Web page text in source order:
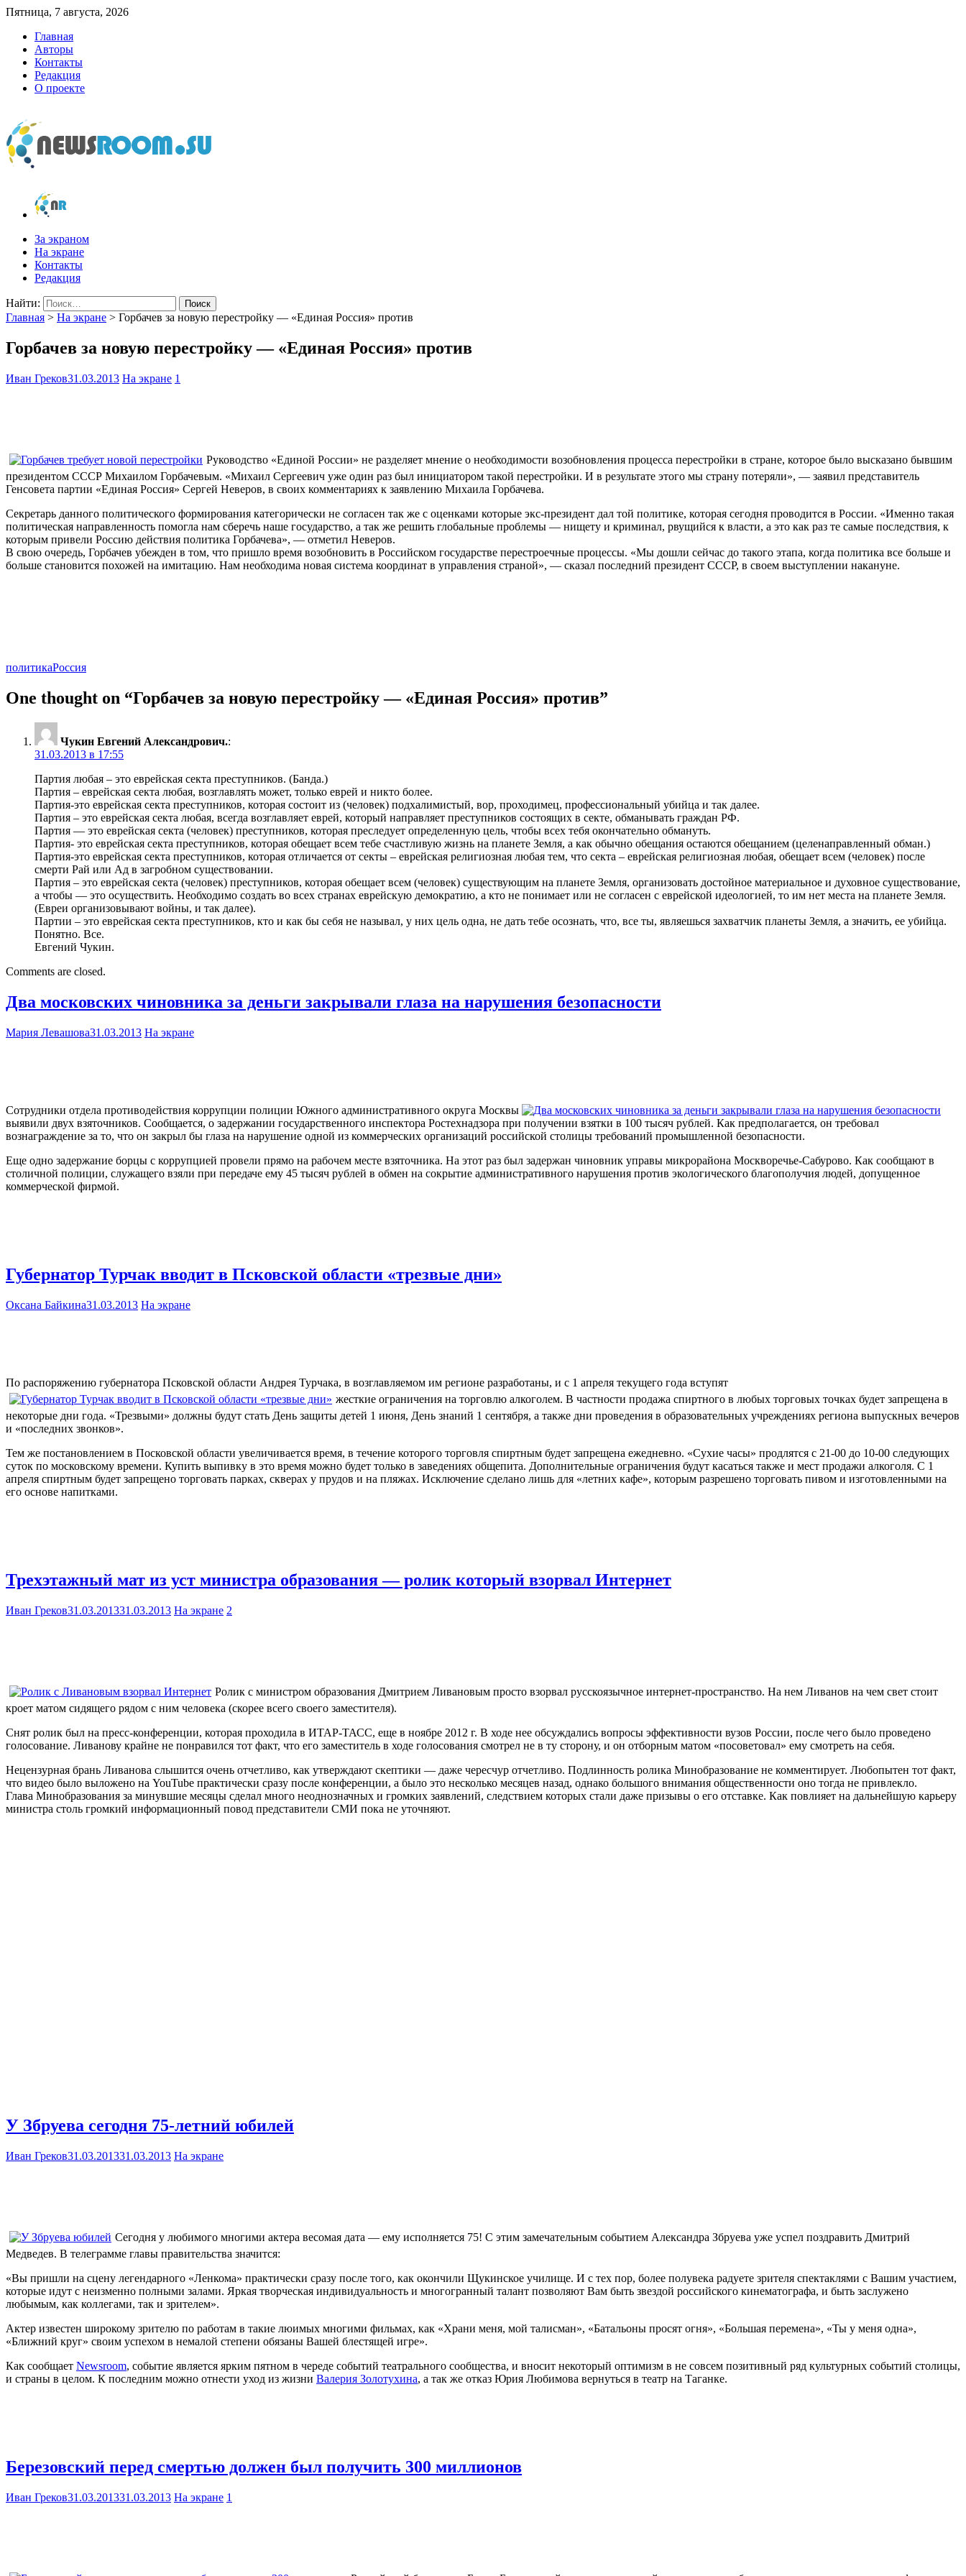
Пятница, 7 августа, 2026
Главная
Авторы
Контакты
Редакция
О проекте
newsroom.su
Новости о новостях
За экраном
На экране
Контакты
Редакция
Найти:
Главная > На экране > Горбачев за новую перестройку — «Единая Россия» против
Горбачев за новую перестройку — «Единая Россия» против
Иван Греков31.03.2013 На экране 1
Руководство «Единой России» не разделяет мнение о необходимости возобновления процесса перестройки в стране, которое было высказано бывшим
президентом СССР Михаилом Горбачевым. «Михаил Сергеевич уже один раз был инициатором такой перестройки. И в результате этого мы страну потеряли», — заявил представитель
Генсовета партии «Единая Россия» Сергей Неверов, в своих комментариях к заявлению Михаила Горбачева.
Секретарь данного политического формирования категорически не согласен так же с оценками которые экс-президент дал той политике, которая сегодня проводится в России. «Именно такая
политическая направленность помогла нам сберечь наше государство, а так же решить глобальные проблемы — нищету и криминал, рвущийся к власти, а это как раз те самые последствия, к
которым привели Россию действия политика Горбачева», — отметил Неверов.
В свою очередь, Горбачев убежден в том, что пришло время возобновить в Российском государстве перестроечные процессы. «Мы дошли сейчас до такого этапа, когда политика все больше и
больше становится похожей на имитацию. Нам необходима новая система координат в управления страной», — сказал последний президент СССР, в своем выступлении накануне.
политикаРоссия
One thought on “Горбачев за новую перестройку — «Единая Россия» против”
Чукин Евгений Александрович.:
31.03.2013 в 17:55
Партия любая – это еврейская секта преступников. (Банда.)
Партия – еврейская секта любая, возглавлять может, только еврей и никто более.
Партия-это еврейская секта преступников, которая состоит из (человек) подхалимистый, вор, проходимец, профессиональный убийца и так далее.
Партия – это еврейская секта любая, всегда возглавляет еврей, который направляет преступников состоящих в секте, обманывать граждан РФ.
Партия — это еврейская секта (человек) преступников, которая преследует определенную цель, чтобы всех тебя окончательно обмануть.
Партия- это еврейская секта преступников, которая обещает всем тебе счастливую жизнь на планете Земля, а как обычно обещания остаются обещанием (целенаправленный обман.)
Партия-это еврейская секта преступников, которая отличается от секты – еврейская религиозная любая тем, что секта – еврейская религиозная любая, обещает всем (человек) после
смерти Рай или Ад в загробном существовании.
Партия – это еврейская секта (человек) преступников, которая обещает всем (человек) существующим на планете Земля, организовать достойное материальное и духовное существование,
а чтобы — это осуществить. Необходимо создать во всех странах еврейскую демократию, а кто не понимает или не согласен с еврейской идеологией, то им нет места на планете Земля.
(Евреи организовывают войны, и так далее).
Партии – это еврейская секта преступников, кто и как бы себя не называл, у них цель одна, не дать тебе осознать, что, все ты, являешься захватчик планеты Земля, а значить, ее убийца.
Понятно. Все.
Евгений Чукин.
Comments are closed.
Два московских чиновника за деньги закрывали глаза на нарушения безопасности
Мария Левашова31.03.2013 На экране
Сотрудники отдела противодействия коррупции полиции Южного административного округа Москвы
выявили двух взяточников. Сообщается, о задержании государственного инспектора Ростехнадзора при получении взятки в 100 тысяч рублей. Как предполагается, он требовал
вознаграждение за то, что он закрыл бы глаза на нарушение одной из коммерческих организаций российской столицы требований промышленной безопасности.
Еще одно задержание борцы с коррупцией провели прямо на рабочем месте взяточника. На этот раз был задержан чиновник управы микрорайона Москворечье-Сабурово. Как сообщают в
столичной полиции, служащего взяли при передаче ему 45 тысяч рублей в обмен на сокрытие административного нарушения против экологического благополучия людей, допущенное
коммерческой фирмой.
Губернатор Турчак вводит в Псковской области «трезвые дни»
Оксана Байкина31.03.2013 На экране
По распоряжению губернатора Псковской области Андрея Турчака, в возглавляемом им регионе разработаны, и с 1 апреля текущего года вступят
жесткие ограничения на торговлю алкоголем. В частности продажа спиртного в любых торговых точках будет запрещена в
некоторые дни года. «Трезвыми» должны будут стать День защиты детей 1 июня, День знаний 1 сентября, а также дни проведения в образовательных учреждениях региона выпускных вечеров
и «последних звонков».
Тем же постановлением в Посковской области увеличивается время, в течение которого торговля спиртным будет запрещена ежедневно. «Сухие часы» продлятся с 21-00 до 10-00 следующих
суток по московскому времени. Купить выпивку в это время можно будет только в заведениях общепита. Дополнительные ограничения будут касаться также и мест продажи алкоголя. С 1
апреля спиртным будет запрещено торговать парках, скверах у прудов и на пляжах. Исключение сделано лишь для «летних кафе», которым разрешено торговать пивом и изготовленными на
его основе напитками.
Трехэтажный мат из уст министра образования — ролик который взорвал Интернет
Иван Греков31.03.201331.03.2013 На экране 2
Ролик с министром образования Дмитрием Ливановым просто взорвал русскоязычное интернет-пространство. На нем Ливанов на чем свет стоит
кроет матом сидящего рядом с ним человека (скорее всего своего заместителя).
Снят ролик был на пресс-конференции, которая проходила в ИТАР-ТАСС, еще в ноябре 2012 г. В ходе нее обсуждались вопросы эффективности вузов России, после чего было проведено
голосование. Ливанову крайне не понравился тот факт, что его заместитель в ходе голосования смотрел не в ту сторону, и он отборным матом «посоветовал» ему смотреть на себя.
Нецензурная брань Ливанова слышится очень отчетливо, как утверждают скептики — даже чересчур отчетливо. Подлинность ролика Минобразование не комментирует. Любопытен тот факт,
что видео было выложено на YouTube практически сразу после конференции, а было это несколько месяцев назад, однако большого внимания общественности оно тогда не привлекло.
Глава Минобразования за минувшие месяцы сделал много неоднозначных и громких заявлений, следствием которых стали даже призывы о его отставке. Как повлияет на дальнейшую карьеру
министра столь громкий информационный повод представители СМИ пока не уточняют.
У Збруева сегодня 75-летний юбилей
Иван Греков31.03.201331.03.2013 На экране
Сегодня у любимого многими актера весомая дата — ему исполняется 75! С этим замечательным событием Александра Збруева уже успел поздравить Дмитрий
Медведев. В телеграмме главы правительства значится:
«Вы пришли на сцену легендарного «Ленкома» практически сразу после того, как окончили Щукинское училище. И с тех пор, более полувека радуете зрителя спектаклями с Вашим участием,
которые идут с неизменно полными залами. Яркая творческая индивидуальность и многогранный талант позволяют Вам быть звездой российского кинематографа, и быть заслужено
любымым, как коллегами, так и зрителем».
Актер известен широкому зрителю по работам в такие люимых многими фильмах, как «Храни меня, мой талисман», «Батальоны просят огня», «Большая перемена», «Ты у меня одна»,
«Ближний круг» своим успехом в немалой степени обязаны Вашей блестящей игре».
Как сообщает Newsroom, событие является ярким пятном в череде событий театрального сообщества, и вносит некоторый оптимизм в не совсем позитивный ряд культурных событий столицы,
и страны в целом. К последним можно отнести уход из жизни Валерия Золотухина, а так же отказ Юрия Любимова вернуться в театр на Таганке.
Березовский перед смертью должен был получить 300 миллионов
Иван Греков31.03.201331.03.2013 На экране 1